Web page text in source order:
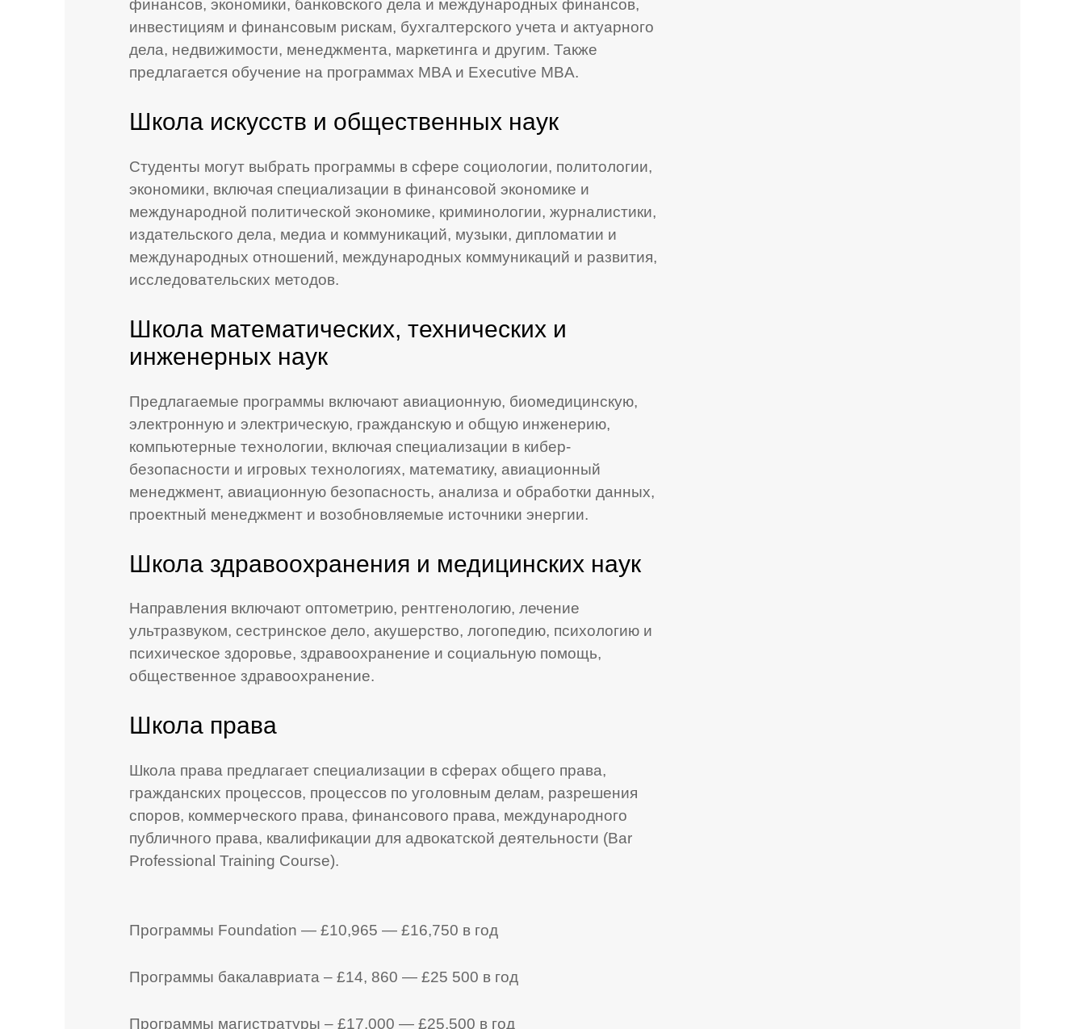
финансов, экономики, банковского дела и международных финансов,
инвестициям и финансовым рискам, бухгалтерского учета и актуарного
дела, недвижимости, менеджмента, маркетинга и другим. Также
предлагается обучение на программах MBA и Executive MBA.
Школа искусств и общественных наук
Студенты могут выбрать программы в сфере социологии, политологии,
экономики, включая специализации в финансовой экономике и
международной политической экономике, криминологии, журналистики,
издательского дела, медиа и коммуникаций, музыки, дипломатии и
международных отношений, международных коммуникаций и развития,
исследовательских методов.
Школа математических, технических и
инженерных наук
Предлагаемые программы включают авиационную, биомедицинскую,
электронную и электрическую, гражданскую и общую инженерию,
компьютерные технологии, включая специализации в кибер-
безопасности и игровых технологиях, математику, авиационный
менеджмент, авиационную безопасность, анализа и обработки данных,
проектный менеджмент и возобновляемые источники энергии.
Школа здравоохранения и медицинских наук
Направления включают оптометрию, рентгенологию, лечение
ультразвуком, сестринское дело, акушерство, логопедию, психологию и
психическое здоровье, здравоохранение и социальную помощь,
общественное здравоохранение.
Школа права
Школа права предлагает специализации в сферах общего права,
гражданских процессов, процессов по уголовным делам, разрешения
споров, коммерческого права, финансового права, международного
публичного права, квалификации для адвокатской деятельности (Bar
Professional Training Course).
Программы Foundation — £10,965 — £16,750 в год
Программы бакалавриата – £14, 860 — £25 500 в год
Программы магистратуры – £17,000 — £25,500 в год